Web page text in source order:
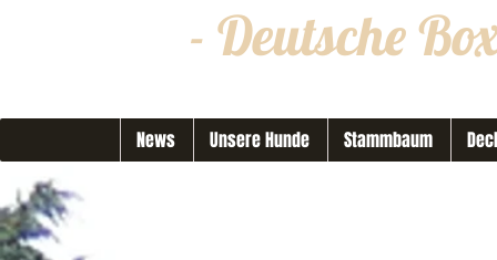
- Deutsche
News Unsere Hunde Stammbaum